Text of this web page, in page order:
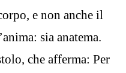
e non anche il
sia anatema.
che afferma: Per